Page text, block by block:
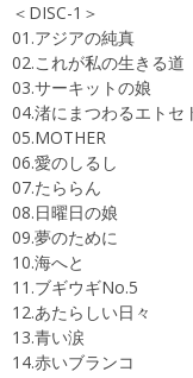
＜DISC-1＞
01.アジアの純真
02.これが私の生きる道
03.サーキットの娘
04.渚にまつわるエトセ
05.MOTHER
06.愛のしるし
07.たららん
08.日曜日の娘
09.夢のために
10.海へと
11.ブギウギNo.5
12.あたらしい日々
13.青い涙
14.赤いブランコ